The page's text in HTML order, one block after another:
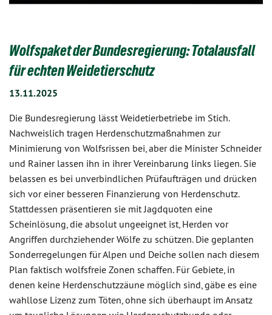
Wolfspaket der Bundesregierung: Totalausfall
für echten Weidetierschutz
13.11.2025
Die Bundesregierung lässt Weidetierbetriebe im Stich.
Nachweislich tragen Herdenschutzmaßnahmen zur
Minimierung von Wolfsrissen bei, aber die Minister Schneider
und Rainer lassen ihn in ihrer Vereinbarung links liegen. Sie
belassen es bei unverbindlichen Prüfaufträgen und drücken
sich vor einer besseren Finanzierung von Herdenschutz.
Stattdessen präsentieren sie mit Jagdquoten eine
Scheinlösung, die absolut ungeeignet ist, Herden vor
Angriffen durchziehender Wölfe zu schützen. Die geplanten
Sonderregelungen für Alpen und Deiche sollen nach diesem
Plan faktisch wolfsfreie Zonen schaffen. Für Gebiete, in
denen keine Herdenschutzzäune möglich sind, gäbe es eine
wahllose Lizenz zum Töten, ohne sich überhaupt im Ansatz